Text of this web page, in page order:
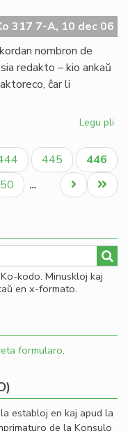
317 7-A, 10 dec 06
nombron de
redakto – kio ankaŭ
ĉar li
Legu pli
ne
plu
de
Paĝo
445
Aktuala
paĝo
446
…
Last
page
Next
page
kodo. Minuskloj kaj
en x-formato.
formularo.
establoj en kaj apud la
de la Konsulo